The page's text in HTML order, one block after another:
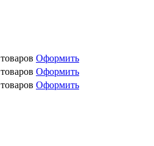
товаров Оформить
товаров Оформить
товаров Оформить